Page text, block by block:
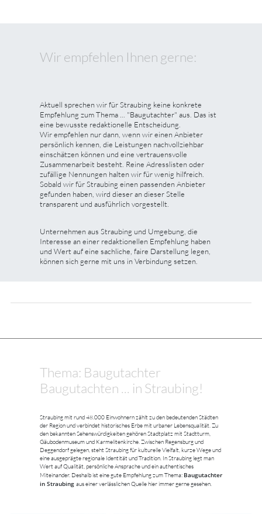
Wir empfehlen Ihnen gerne:
Aktuell sprechen wir für Straubing keine konkrete
Empfehlung zum Thema ... "Baugutachter" aus. Das ist
eine bewusste redaktionelle Entscheidung.
Wir empfehlen nur dann, wenn wir einen Anbieter
persönlich kennen, die Leistungen nachvollziehbar
einschätzen können und eine vertrauensvolle
Zusammenarbeit besteht. Reine Adresslisten oder
zufällige Nennungen halten wir für wenig hilfreich.
Sobald wir für Straubing einen passenden Anbieter
gefunden haben, wird dieser an dieser Stelle
transparent und ausführlich vorgestellt.
Unternehmen aus Straubing und Umgebung, die
Interesse an einer redaktionellen Empfehlung haben
und Wert auf eine sachliche, faire Darstellung legen,
können sich gerne mit uns in Verbindung setzen.
Thema: Baugutachter
Baugutachten ... in Straubing!
Straubing mit rund 48.000 Einwohnern zählt zu den bedeutenden Städten
der Region und verbindet historisches Erbe mit urbaner Lebensqualität. Zu
den bekannten Sehenswürdigkeiten gehören Stadtplatz mit Stadtturm,
Gäubodenmuseum und Karmelitenkirche. Zwischen Regensburg und
Deggendorf gelegen, steht Straubing für kulturelle Vielfalt, kurze Wege und
eine ausgeprägte regionale Identität und Tradition. In Straubing legt man
Wert auf Qualität, persönliche Ansprache und ein authentisches
Miteinander. Deshalb ist eine gute Empfehlung zum Thema: Baugutachter
in Straubing aus einer verlässlichen Quelle hier immer gerne gesehen.